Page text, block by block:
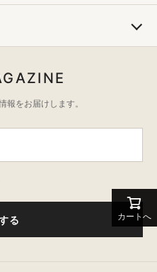
カートへ
報をお届けします。
る